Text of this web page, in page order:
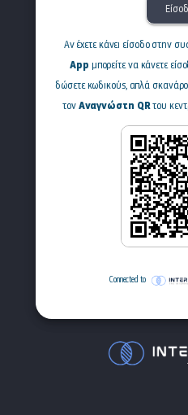
Aν έχετε κάνει είσοδο στην
App μπορείτε να κάνετε
δώσετε κωδικούς, απλά
τον Αναγνώστη QRτου
Connected to